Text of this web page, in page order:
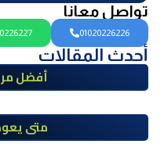
تواصل معانا
01020226226
أحدث المقالات
أفضل
طبي
متى